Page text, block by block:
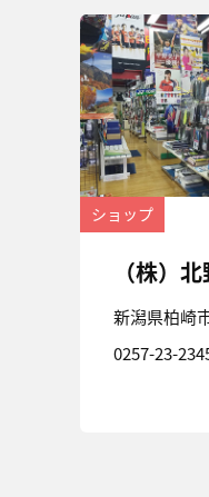
ショップ
（株）
新潟県柏崎
0257-23-